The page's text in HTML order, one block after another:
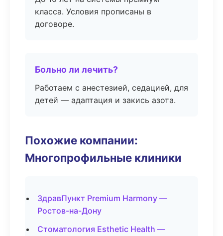
класса. Условия прописаны в
договоре.
Больно ли лечить?
Работаем с анестезией, седацией, для
детей — адаптация и закись азота.
Похожие компании:
Многопрофильные клиники
ЗдравПункт Premium Harmony —
Ростов-на-Дону
Стоматология Esthetic Health —